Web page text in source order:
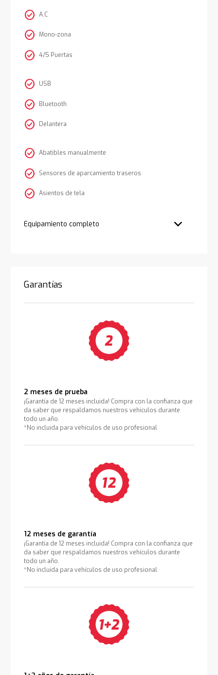
check_circle A.C
check_circle Mono-zona
check_circle 4/5 Puertas
check_circle USB
check_circle Bluetooth
check_circle Delantera
check_circle Abatibles manualmente
check_circle Sensores de aparcamiento traseros
check_circle Asientos de tela
Equipamiento completo
Garantías
2 meses de prueba
¡Garantía de 12 meses incluida! Compra con la confianza que
da saber que respaldamos nuestros vehículos durante
todo un año.
*No incluida para vehículos de uso profesional
12 meses de garantía
¡Garantía de 12 meses incluida! Compra con la confianza que
da saber que respaldamos nuestros vehículos durante
todo un año.
*No incluida para vehículos de uso profesional